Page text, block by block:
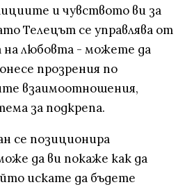
и чувството ви за
Телецът се управлява от
на любовта - можете да
прозрения по
взаимоотношения,
за подкрепа.
се позиционира
да ви покаже как да
искате да бъдете